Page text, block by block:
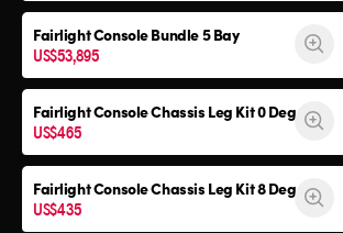
Fairlight ConsoleBundle 5 Bay
US$53,895
Fairlight ConsoleChassis Leg Kit 0 Deg
US$465
Fairlight ConsoleChassis Leg Kit 8 Deg
US$435